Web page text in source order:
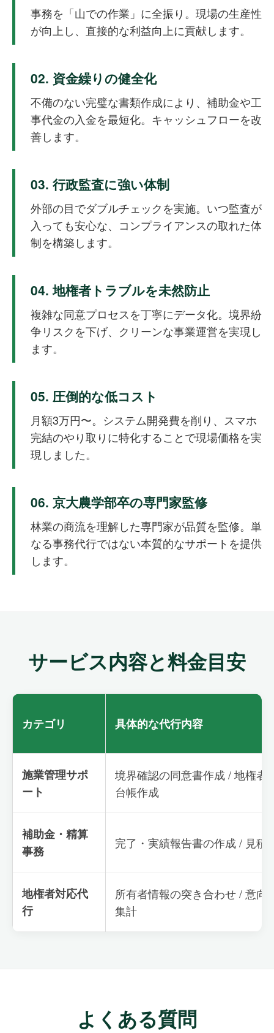
事務を「山での作業」に全振り。現場の生産性
が向上し、直接的な利益向上に貢献します。
02. 資金繰りの健全化
不備のない完璧な書類作成により、補助金や工
事代金の入金を最短化。キャッシュフローを改
善します。
03. 行政監査に強い体制
外部の目でダブルチェックを実施。いつ監査が
入っても安心な、コンプライアンスの取れた体
制を構築します。
04. 地権者トラブルを未然防止
複雑な同意プロセスを丁寧にデータ化。境界紛
争リスクを下げ、クリーンな事業運営を実現し
ます。
05. 圧倒的な低コスト
月額3万円〜。システム開発費を削り、スマホ
完結のやり取りに特化することで現場価格を実
現しました。
06. 京大農学部卒の専門家監修
林業の商流を理解した専門家が品質を監修。単
なる事務代行ではない本質的なサポートを提供
します。
サービス内容と料金目安
カテゴリ 具体的な代行内容
施業管理サポ
ート
境界確認の同意書作成 / 地権者
台帳作成
補助金・精算
事務
完了・実績報告書の作成 / 見積
地権者対応代
行
所有者情報の突き合わせ / 意向
集計
よくある質問